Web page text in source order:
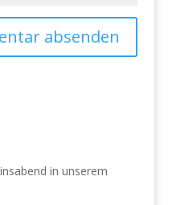
in unserem